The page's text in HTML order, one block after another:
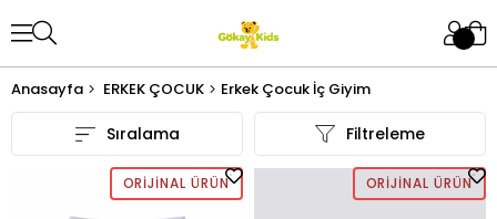
Anasayfa ERKEK ÇOCUK Erkek Çocuk İç Giyim
Filtreleme
Sıralama
ORIJINAL ÜRÜN ORIJINAL ÜRÜN